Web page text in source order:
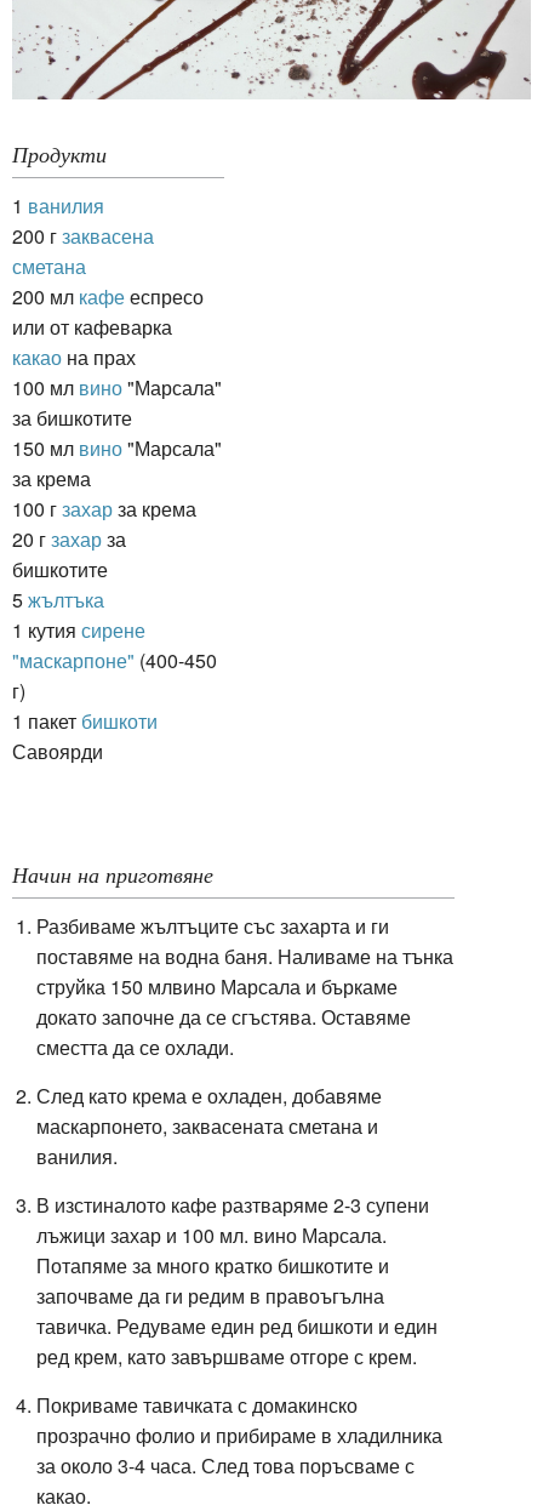
Продукти
1 ванилия
200 гзаквасена
сметана
200 мл кафееспресо
или от кафеварка
какао на прах
100 мл вино"Марсала"
за бишкотите
150 мл вино"Марсала"
за крема
100 гзахарза крема
20 гзахарза
бишкотите
5жълтъка
1 кутия сирене
"маскарпоне" (400-450
г)
1 пакет бишкоти
Савоярди
Начин на приготвяне
Разбиваме жълтъците със захарта и ги
поставяме на водна баня. Наливаме на тънка
струйка 150 млвино Марсала и бъркаме
докато започне да се сгъстява. Оставяме
сместта да се охлади.
След като крема е охладен, добавяме
маскарпонето, заквасената сметана и
ванилия.
В изстиналото кафе разтваряме 2-3 супени
лъжици захар и 100 мл. вино Марсала.
Потапяме за много кратко бишкотите и
започваме да ги редим в правоъгълна
тавичка. Редуваме един ред бишкоти и един
ред крем, като завършваме отгоре с крем.
Покриваме тавичката с домакинско
прозрачно фолио и прибираме в хладилника
за около 3-4 часа. След това поръсваме с
какао.